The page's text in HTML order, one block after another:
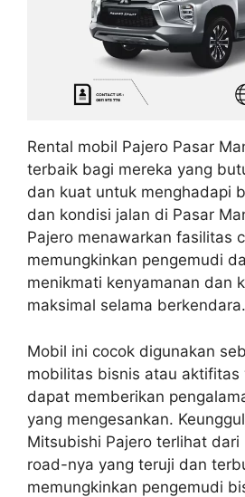
Rental mobil Pajero Pasar
terbaik bagi mereka yang
dan kuat untuk menghadapi
dan kondisi jalan di Pasar
Pajero menawarkan fasilitas
memungkinkan pengemudi
menikmati kenyamanan dan
maksimal selama berkendara.
Mobil ini cocok digunakan
mobilitas bisnis atau aktifitas
dapat memberikan
yang mengesankan.
Mitsubishi Pajero terlihat
road-nya yang teruji dan
memungkinkan pengemudi